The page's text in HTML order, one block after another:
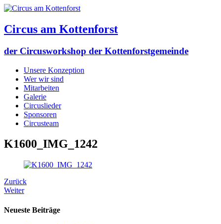
Circus am Kottenforst
der Circusworkshop der Kottenforstgemeinde
Unsere Konzeption
Wer wir sind
Mitarbeiten
Galerie
Circuslieder
Sponsoren
Circusteam
K1600_IMG_1242
Zurück
Weiter
Neueste Beiträge